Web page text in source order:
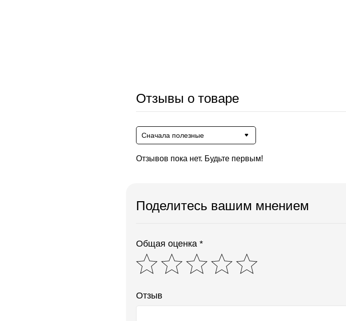
Отзывы о товаре
Сначала полезные
Отзывов пока нет. Будьте первым!
Поделитесь вашим мнением
Общая оценка *
Отзыв